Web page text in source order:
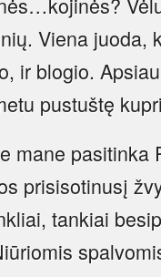
Viena juoda,
ir blogio.
pustuštę
mane pasitinka
prisisotinusį
tankiai